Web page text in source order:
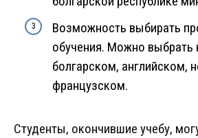
Возможность выбирать
обучения. Можно выбрать
болгарском, английском,
французском.
Студенты, окончившие учебу,